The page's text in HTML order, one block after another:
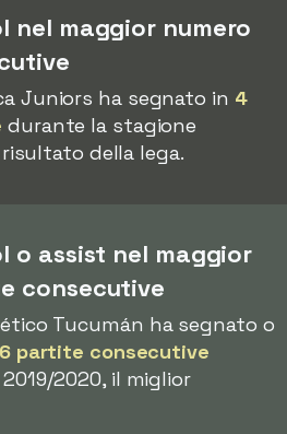
nel maggior numero
Juniors ha segnato in 4
durante la stagione
della lega.
o assist nel maggior
consecutive
Tucumán ha segnato o
6 partite consecutive
2020, il miglior